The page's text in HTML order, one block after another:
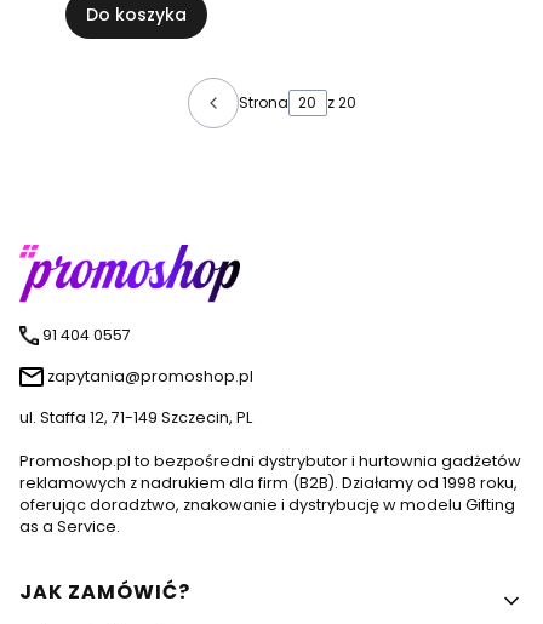
Do koszyka
Strona z 20
91 404 0557
zapytania@promoshop.pl
ul. Staffa 12, 71-149 Szczecin, PL
Promoshop.pl to bezpośredni dystrybutor i hurtownia gadżetów
reklamowych z nadrukiem dla firm (B2B). Działamy od 1998 roku,
oferując doradztwo, znakowanie i dystrybucję w modelu Gifting
as a Service.
Linki w stopce
JAK ZAMÓWIĆ?